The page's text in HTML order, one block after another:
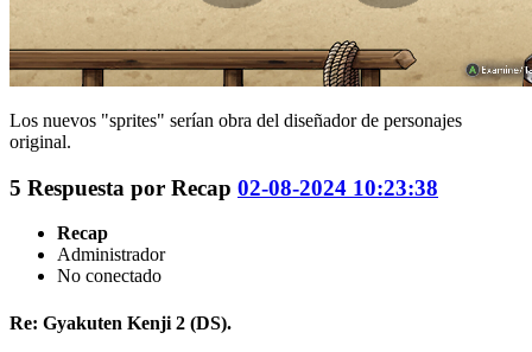
Los nuevos "sprites" serían obra del diseñador de personajes
original.
5 Respuesta por Recap 02-08-2024 10:23:38
Recap
Administrador
No conectado
Re: Gyakuten Kenji 2 (DS).